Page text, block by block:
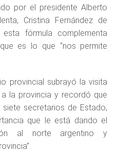
por el presidente Alberto
Cristina Fernández de
esta fórmula complementa
es lo que “nos permite
provincial subrayó la visita
la provincia y recordó que
siete secretarios de Estado,
que le está dando el
al norte argentino y